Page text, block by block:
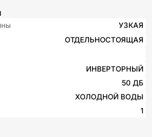
УЗКАЯ
ОТДЕЛЬНОСТОЯЩАЯ
ИНВЕРТОРНЫЙ
50 ДБ
ХОЛОДНОЙ ВОДЫ
1